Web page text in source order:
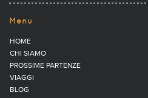
Menu
HOME
CHI SIAMO
PROSSIME PARTENZE
VIAGGI
BLOG